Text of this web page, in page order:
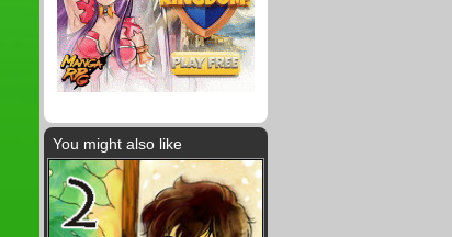
You might also like